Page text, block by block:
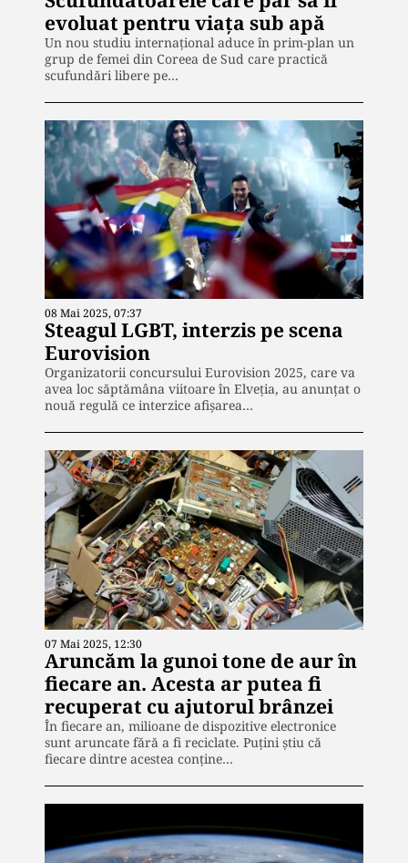
evoluat pentru viața sub apă
Un nou studiu internațional aduce în prim-plan un
grup de femei din Coreea de Sud care practică
scufundări libere pe…
08 Mai 2025, 07:37
Steagul LGBT, interzis pe scena
Eurovision
Organizatorii concursului Eurovision 2025, care va
avea loc săptămâna viitoare în Elveția, au anunțat o
nouă regulă ce interzice afișarea…
07 Mai 2025, 12:30
Aruncăm la gunoi tone de aur în
fiecare an. Acesta ar putea fi
recuperat cu ajutorul brânzei
În fiecare an, milioane de dispozitive electronice
sunt aruncate fără a fi reciclate. Puțini știu că
fiecare dintre acestea conține…